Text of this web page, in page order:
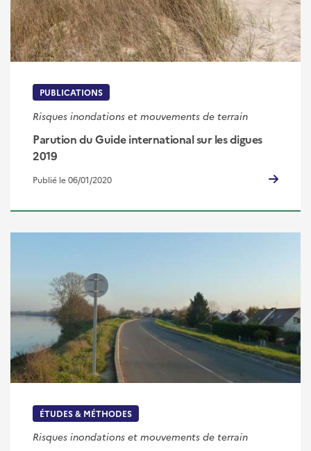
PUBLICATIONS
Risques inondations et mouvements de terrain
Parution du Guide international sur les digues
2019
Publié le 06/01/2020
ÉTUDES & MÉTHODES
Risques inondations et mouvements de terrain